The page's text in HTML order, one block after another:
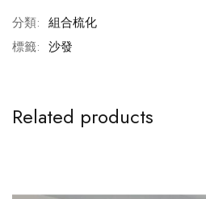
分類: 組合梳化
標籤: 沙發
Related products